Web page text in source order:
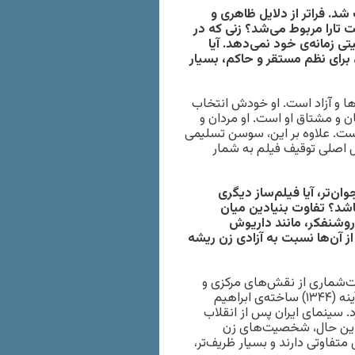
که پس از انقلاب ۱۳۵۷ توقیف شد. فراتر از دلایل ظاهری و
مربوط می‌شد؟ زنی که در
زمانه‌ی خود نمی‌دهد. آیا
نظم مستقر و حاکم، بسیار
و آزاد است. او خودش انتخاب
و مشتاق او است. او مردان و
علاوه بر این، سوسن تسلیمی
اصلی توقیف فیلم به شمار
آیا فیلم‌ساز دیگری
تفاوت بنیادین میان
مانند داریوش
آن‌ها نسبت به آزادی زن ریشه
و ۱۳۵۰، نمونه‌های انگشت‌شماری از نقش‌های مرکزی و
محوری زنان دارد. از موارد شاخص، می‌توان به فیلم‌های خشت و آینه (۱۳۴۴) ساخته‌ی ابراهیم
کرد. سینمای ایران پس از انقلاب
این حال، شخصیت‌های زن
دارند و بسیار ظریف‌تر،